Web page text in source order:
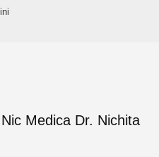
Medica Dr. Nichita